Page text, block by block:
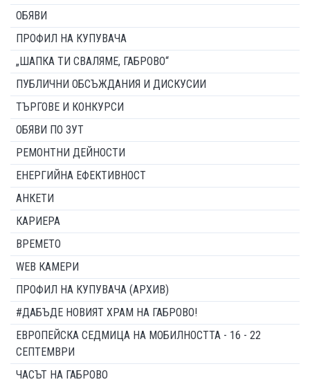
ОБЯВИ
ПРОФИЛ НА КУПУВАЧА
„ШАПКА ТИ СВАЛЯМЕ, ГАБРОВО“
ПУБЛИЧНИ ОБСЪЖДАНИЯ И ДИСКУСИИ
ТЪРГОВЕ И КОНКУРСИ
ОБЯВИ ПО ЗУТ
РЕМОНТНИ ДЕЙНОСТИ
ЕНЕРГИЙНА ЕФЕКТИВНОСТ
АНКЕТИ
КАРИЕРА
ВРЕМЕТО
WEB КАМЕРИ
ПРОФИЛ НА КУПУВАЧА (АРХИВ)
#ДАБЪДЕ НОВИЯТ ХРАМ НА ГАБРОВО!
ЕВРОПЕЙСКА СЕДМИЦА НА МОБИЛНОСТТА - 16 - 22
СЕПТЕМВРИ
ЧАСЪТ НА ГАБРОВО